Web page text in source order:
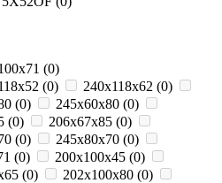
(0)
(0) 240x118x62 (0)
(0) 245x60x80 (0)
(0) 206x67x85 (0)
(0) 245x80x70 (0)
(0) 200x100x45 (0)
(0) 202x100x80 (0)